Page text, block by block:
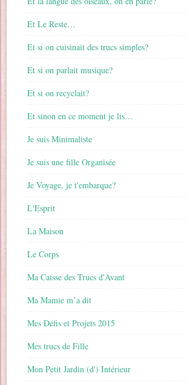
Et Le Reste…
Et si on cuisinait des trucs simples?
Et si on parlait musique?
Et si on recyclait?
Et sinon en ce moment je lis…
Je suis Minimaliste
Je suis une fille Organisée
Je Voyage, je t'embarque?
L'Esprit
La Maison
Le Corps
Ma Caisse des Trucs d'Avant
Ma Mamie m’a dit
Mes Défis et Projets 2015
Mes trucs de Fille
Mon Petit Jardin (d') Intérieur